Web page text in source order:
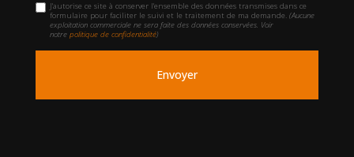
J'autorise ce site à conserver l'ensemble des données transmises dans ce
formulaire pour faciliter le suivi et le traitement de ma demande.(Aucune
exploitation commerciale ne sera faite des données conservées. Voir
notrepolitique de confidentialité)